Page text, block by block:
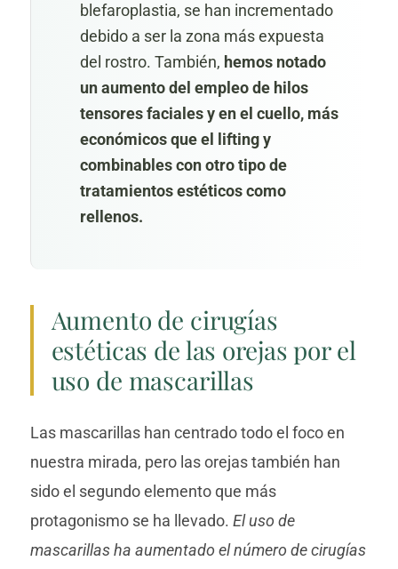
blefaroplastia, se han incrementado
debido a ser la zona más expuesta
del rostro. También, hemos notado
un aumento del empleo de hilos
tensoresfacialesy en el cuello, más
económicos que el lifting y
combinables con otro tipo de
tratamientos estéticos como
rellenos.
Aumento de cirugías
estéticas de las orejas por el
uso de mascarillas
Las mascarillas han centrado todo el foco en
nuestra mirada, pero las orejas también han
sido el segundo elemento que más
protagonismo se ha llevado. El uso de
mascarillas ha aumentado el número de cirugías